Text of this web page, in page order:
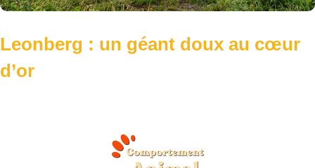
Leonberg : un géant doux au cœur
d’or